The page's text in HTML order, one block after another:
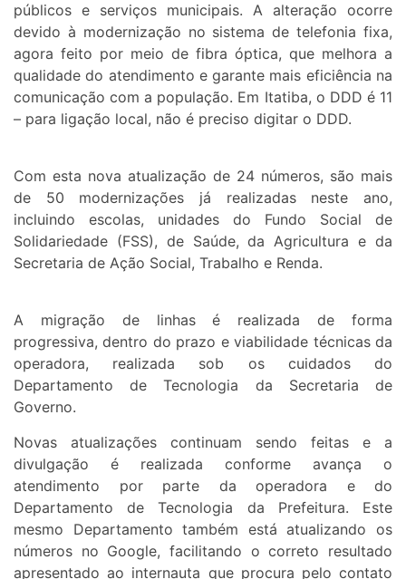
públicos e serviços municipais. A alteração ocorre
devido à modernização no sistema de telefonia fixa,
agora feito por meio de fibra óptica, que melhora a
qualidade do atendimento e garante mais eficiência na
comunicação com a população. Em Itatiba, o DDD é 11
– para ligação local, não é preciso digitar o DDD.
Com esta nova atualização de 24 números, são mais
de 50 modernizações já realizadas neste ano,
incluindo escolas, unidades do Fundo Social de
Solidariedade (FSS), de Saúde, da Agricultura e da
Secretaria de Ação Social, Trabalho e Renda.
A migração de linhas é realizada de forma
progressiva, dentro do prazo e viabilidade técnicas da
operadora, realizada sob os cuidados do
Departamento de Tecnologia da Secretaria de
Governo.
Novas atualizações continuam sendo feitas e a
divulgação é realizada conforme avança o
atendimento por parte da operadora e do
Departamento de Tecnologia da Prefeitura. Este
mesmo Departamento também está atualizando os
números no Google, facilitando o correto resultado
apresentado ao internauta que procura pelo contato